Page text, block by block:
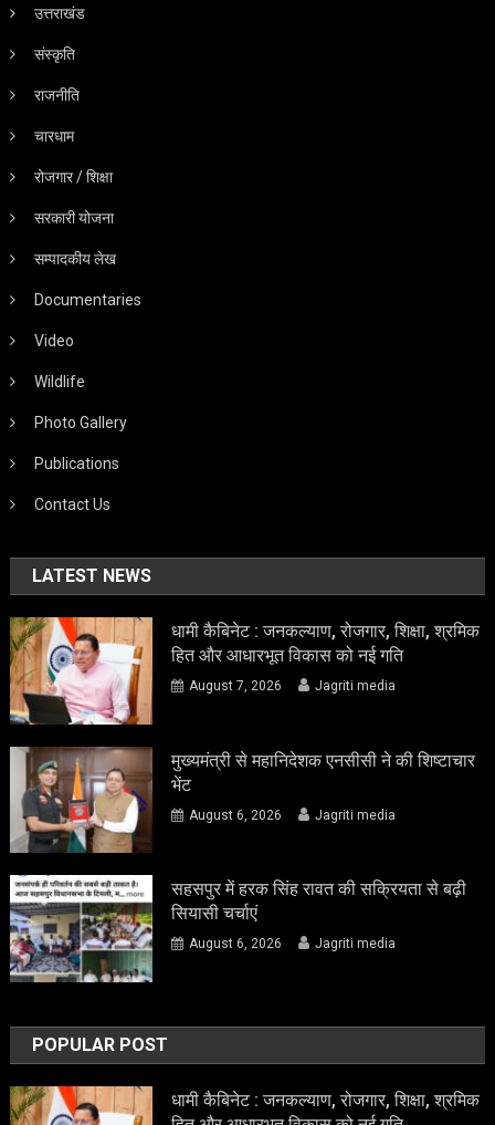
उत्तराखंड
संस्कृति
राजनीति
चारधाम
रोजगार / शिक्षा
सरकारी योजना
सम्पादकीय लेख
Documentaries
Video
Wildlife
Photo Gallery
Publications
Contact Us
LATEST NEWS
धामी कैबिनेट : जनकल्याण, रोजगार, शिक्षा, श्रमिक
हित और आधारभूत विकास को नई गति
August 7, 2026 Jagriti media
मुख्यमंत्री से महानिदेशक एनसीसी ने की शिष्टाचार
भेंट
August 6, 2026 Jagriti media
सहसपुर में हरक सिंह रावत की सक्रियता से बढ़ी
सियासी चर्चाएं
August 6, 2026 Jagriti media
POPULAR POST
धामी कैबिनेट : जनकल्याण, रोजगार, शिक्षा, श्रमिक